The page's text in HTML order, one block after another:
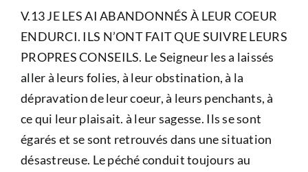
V.13 JE LES AI ABANDONNÉS À LEUR COEUR
ENDURCI. ILS N’ONT FAIT QUE SUIVRE LEURS
PROPRES CONSEILS. Le Seigneur les a laissés
aller à leurs folies, à leur obstination, à la
dépravation de leur coeur, à leurs penchants, à
ce qui leur plaisait. à leur sagesse. Ils se sont
égarés et se sont retrouvés dans une situation
désastreuse. Le péché conduit toujours au